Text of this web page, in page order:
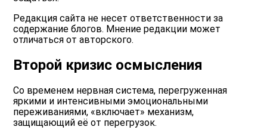
Редакция сайта не несет ответственности за
содержание блогов. Мнение редакции может
отличаться от авторского.
Второй кризис осмысления
Со временем нервная система, перегруженная
яркими и интенсивными эмоциональными
переживаниями, «включает» механизм,
защищающий её от перегрузок.